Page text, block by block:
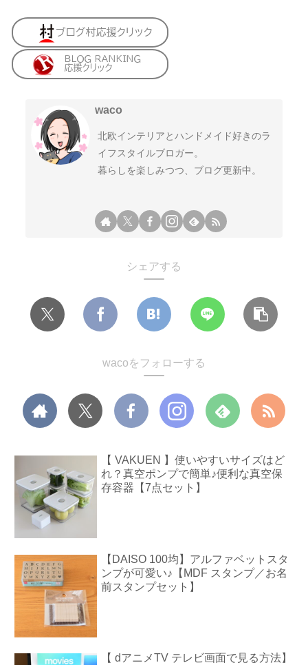
waco
北欧インテリアとハンドメイド好きのラ
イフスタイルブロガー。
暮らしを楽しみつつ、ブログ更新中。
シェアする
wacoをフォローする
【 VAKUEN 】使いやすいサイズはど
れ？真空ポンプで簡単♪便利な真空保
存容器【7点セット】
【DAISO 100均】アルファベットスタ
ンプが可愛い♪【MDF スタンプ／お名
前スタンプセット】
【 dアニメTV テレビ画面で見る方法】